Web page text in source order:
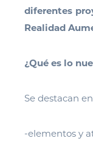
diferentes
Realidad
¿Qué es lo
Se destacan
-elementos y